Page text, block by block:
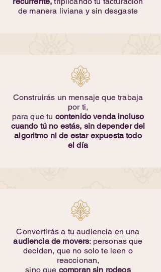
de manera liviana y sin desgaste
Construirás un mensaje que trabaja
por ti,
para que tu contenido venda incluso
cuando tú no estás, sin depender del
algoritmo ni de estar expuesta todo
el día
Convertirás a tu audiencia en una
audiencia de movers: personas que
deciden, que no solo te leen o
reaccionan,
sino que compran sin rodeos